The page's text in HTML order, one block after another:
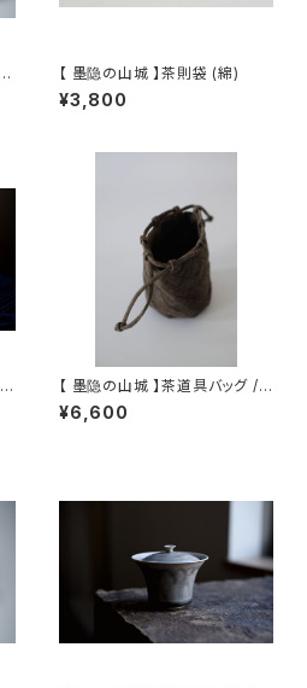
【 墨隐の山城 】茶則袋 (綿)
¥3,800
【 墨隐の山城 】茶道具バッグ /
Tea Utensil Bag
¥6,600